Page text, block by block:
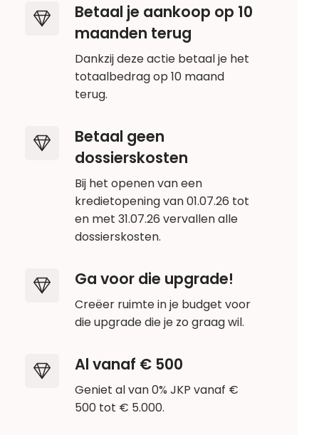
Betaal je aankoop op 10
maanden terug
Dankzij deze actie betaal je het
totaalbedrag op 10 maand
terug.
Betaal geen
dossierskosten
Bij het openen van een
kredietopening van 01.07.26 tot
en met 31.07.26 vervallen alle
dossierskosten.
Ga voor die upgrade!
Creëer ruimte in je budget voor
die upgrade die je zo graag wil.
Al vanaf € 500
Geniet al van 0% JKP vanaf €
500 tot € 5.000.